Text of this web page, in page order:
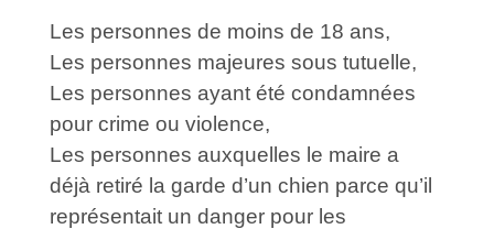
Les personnes de moins de 18 ans,
Les personnes majeures sous tutuelle,
Les personnes ayant été condamnées
pour crime ou violence,
Les personnes auxquelles le maire a
déjà retiré la garde d’un chien parce qu’il
représentait un danger pour les